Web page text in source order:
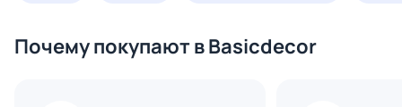
Почему покупают в Basicdecor